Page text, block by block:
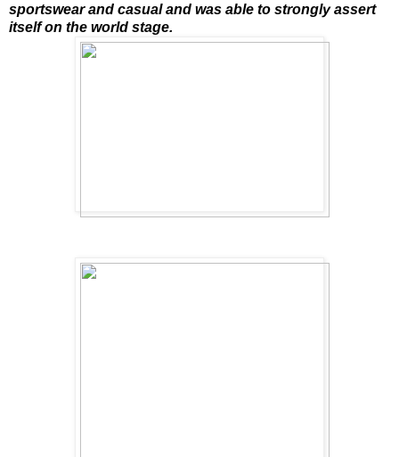
sportswear and casual and was able to strongly assert
itself on the world stage.